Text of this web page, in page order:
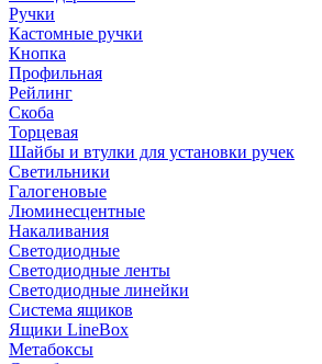
Ручки
Кастомные ручки
Кнопка
Профильная
Рейлинг
Скоба
Торцевая
Шайбы и втулки для установки ручек
Светильники
Галогеновые
Люминесцентные
Накаливания
Светодиодные
Светодиодные ленты
Светодиодные линейки
Система ящиков
Ящики LineBox
Метабоксы